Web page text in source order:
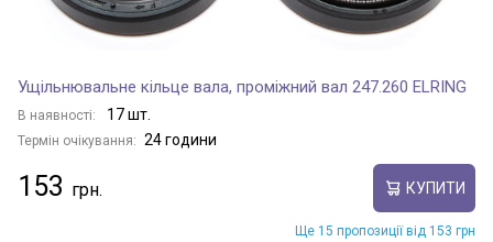
Ущільнювальне кільце вала, проміжний вал 247.260 ELRING
В наявності: 17 шт.
Термін очікування: 24 години
153 КУПИТИ
Ще 15 пропозиції від 153 грн